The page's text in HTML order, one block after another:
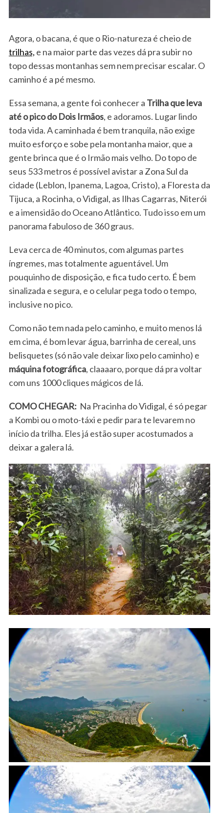
Agora, o bacana, é que o Rio-natureza é cheio de
trilhas, e na maior parte das vezes dá pra subir no
topo dessas montanhas sem nem precisar escalar. O
caminho é a pé mesmo.
Essa semana, a gente foi conhecer a Trilha que leva
até o pico do Dois Irmãos, e adoramos. Lugar lindo
toda vida. A caminhada é bem tranquila, não exige
muito esforço e sobe pela montanha maior, que a
gente brinca que é o Irmão mais velho. Do topo de
seus 533 metros é possível avistar a Zona Sul da
cidade (Leblon, Ipanema, Lagoa, Cristo), a Floresta da
Tijuca, a Rocinha, o Vidigal, as Ilhas Cagarras, Niterói
e a imensidão do Oceano Atlântico. Tudo isso em um
panorama fabuloso de 360 graus.
Leva cerca de 40 minutos, com algumas partes
íngremes, mas totalmente aguentável. Um
pouquinho de disposição, e fica tudo certo. É bem
sinalizada e segura, e o celular pega todo o tempo,
inclusive no pico.
Como não tem nada pelo caminho, e muito menos lá
em cima, é bom levar água, barrinha de cereal, uns
belisquetes (só não vale deixar lixo pelo caminho) e
máquina fotográfica, claaaaro, porque dá pra voltar
com uns 1000 cliques mágicos de lá.
COMO CHEGAR: Na Pracinha do Vidigal, é só pegar
a Kombi ou o moto-táxi e pedir para te levarem no
início da trilha. Eles já estão super acostumados a
deixar a galera lá.